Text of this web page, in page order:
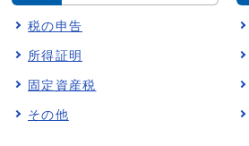
税の申告
所得証明
固定資産税
その他